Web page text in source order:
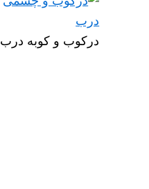
درکوب و کوبه درب